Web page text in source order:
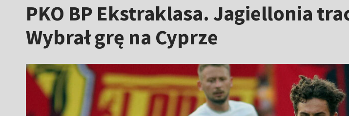
PKO BP Ekstraklasa. Jagiellonia
Wybrał grę na Cyprze